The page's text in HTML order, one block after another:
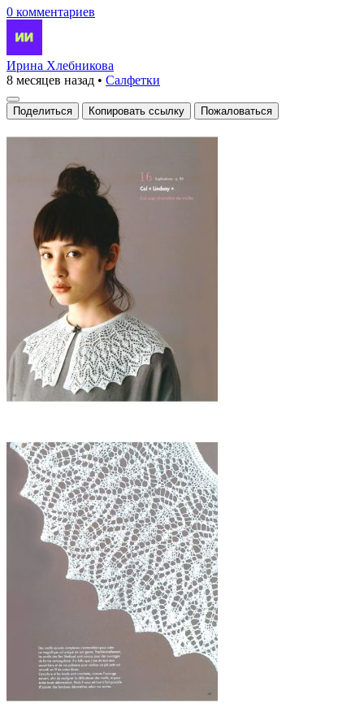
0 комментариев
Ирина Хлебникова
8 месяцев назад • Салфетки
Поделиться Копировать ссылку Пожаловаться